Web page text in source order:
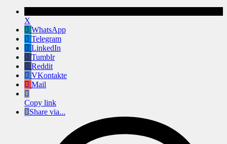
X
WhatsApp
Telegram
LinkedIn
Tumblr
Reddit
VKontakte
Mail
Copy link
Share via...